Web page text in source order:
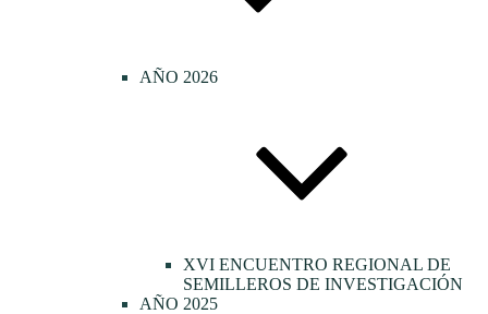
AÑO 2026
XVI ENCUENTRO REGIONAL DE
SEMILLEROS DE INVESTIGACIÓN
AÑO 2025